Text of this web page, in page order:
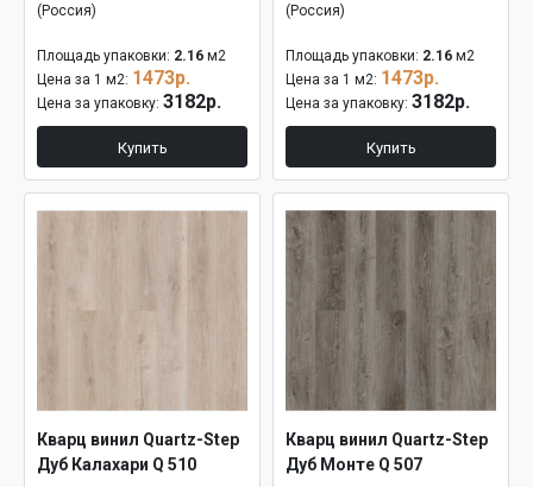
(Россия)
Площадь упаковки: 2.16 м2
Цена за 1 м2: 1473р.
Цена за упаковку: 3182р.
Купить
(Россия)
Площадь упаковки: 2.16 м2
Цена за 1 м2: 1473р.
Цена за упаковку: 3182р.
Купить
Кварц винил Quartz-Step
Дуб Калахари Q 510
Кварц винил Quartz-Step
Дуб Монте Q 507